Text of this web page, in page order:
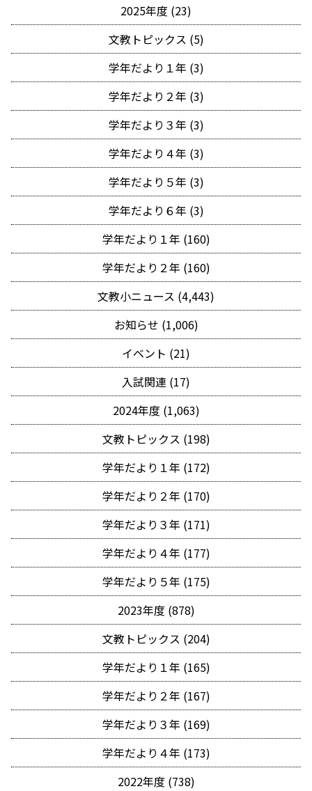
2025年度 (23)
文教トピックス (5)
学年だより１年 (3)
学年だより２年 (3)
学年だより３年 (3)
学年だより４年 (3)
学年だより５年 (3)
学年だより６年 (3)
学年だより１年 (160)
学年だより２年 (160)
文教小ニュース (4,443)
お知らせ (1,006)
イベント (21)
入試関連 (17)
2024年度 (1,063)
文教トピックス (198)
学年だより１年 (172)
学年だより２年 (170)
学年だより３年 (171)
学年だより４年 (177)
学年だより５年 (175)
2023年度 (878)
文教トピックス (204)
学年だより１年 (165)
学年だより２年 (167)
学年だより３年 (169)
学年だより４年 (173)
2022年度 (738)